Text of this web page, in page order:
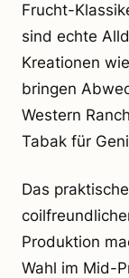
Frucht-
sind echte
Kreationen
bringen
Western
Tabak für
Das
Produktion
Wahl im Mid-